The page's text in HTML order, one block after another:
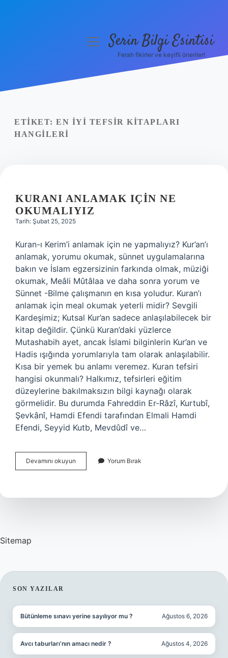
Yasal Uyarı
menüyüSerin Bilgi Esintisi
Ferah fikirler ve keyifli öneriler!
ETIKET: EN IYI TEFSIR KITAPLARI
HANGILERI
KURANI ANLAMAK IÇIN NE
OKUMALIYIZ
Tarih: Şubat 25, 2025
Kuran-ı Kerim’i anlamak için ne yapmalıyız? Kur’an’ı
anlamak, yorumu okumak, sünnet uygulamalarına
bakın ve İslam egzersizinin farkında olmak, müziği
okumak, Meâli Mûtâlaa ve daha sonra yorum ve
Sünnet -Bilme çalışmanın en kısa yoludur. Kuran’ı
anlamak için meal okumak yeterli midir? Sevgili
Kardeşimiz; Kutsal Kur’an sadece anlaşılabilecek bir
kitap değildir. Çünkü Kuran’daki yüzlerce
Mutashabih ayet, ancak İslami bilginlerin Kur’an ve
Hadis ışığında yorumlarıyla tam olarak anlaşılabilir.
Kısa bir yemek bu anlamı veremez. Kuran tefsiri
hangisi okunmalı? Halkımız, tefsirleri eğitim
düzeylerine bakılmaksızın bilgi kaynağı olarak
görmelidir. Bu durumda Fahreddin Er-Râzî, Kurtubî,
Şevkânî, Hamdi Efendi tarafından Elmali Hamdi
Efendi, Seyyid Kutb, Mevdûdî ve…
Devamını okuyun
Anlamak
Okumalıyız
Yorum Bırak
Sitemap
SIDEBAR
SON YAZILAR
Bütünleme sınavı yerine sayılıyor mu ? Ağustos 6, 2026
Avcı taburları’nın amacı nedir ? Ağustos 4, 2026